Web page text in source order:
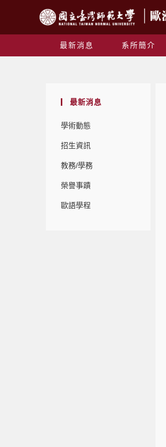
最新消息 系所簡介
最新消息
學術動態
招生資訊
教務/學務
榮譽事蹟
歐語學程